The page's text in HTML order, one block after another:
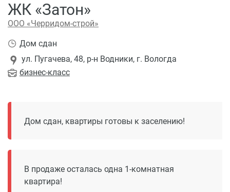
ЖК «Затон»
ООО «Черридом-строй»
бизнес-класс
ул. Пугачева, 48, р-н Водники, г. Вологда
Дом сдан
Дом сдан, квартиры готовы к заселению!
В продаже осталась одна 1-комнатная
квартира!